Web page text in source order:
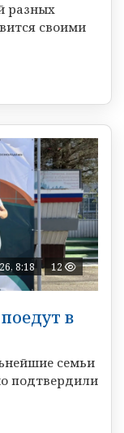
разных
своими
8:18 12
в
семьи
подтвердили